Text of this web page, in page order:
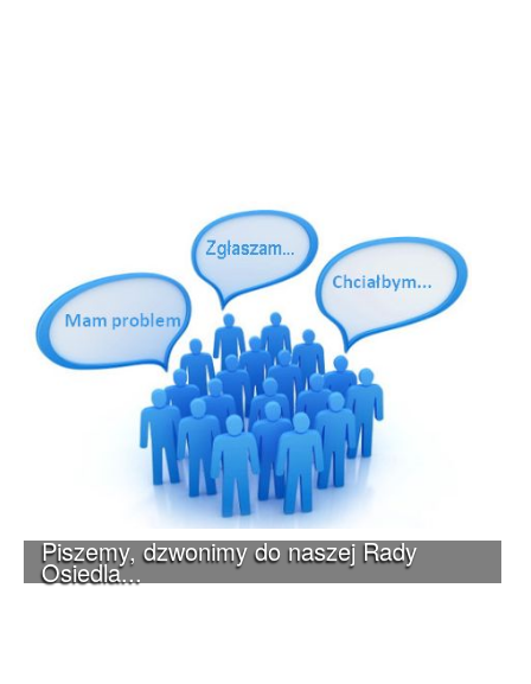
Piszemy, dzwonimy do naszej Rady
Osiedla...